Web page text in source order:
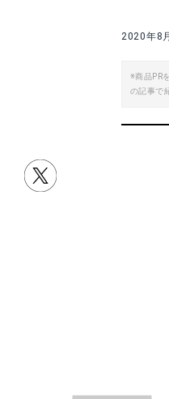
2020年8
※商品PR
の記事で